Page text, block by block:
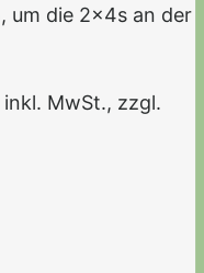
um die 2x4s an der
inkl. MwSt., zzgl.